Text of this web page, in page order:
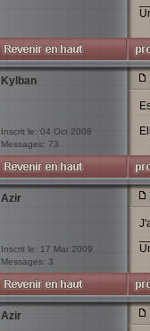
Kylban
Inscrit le: 04 Oct 2008
Messages: 73
Azir
Inscrit le: 17 Mar 2009
Messages: 3
Azir